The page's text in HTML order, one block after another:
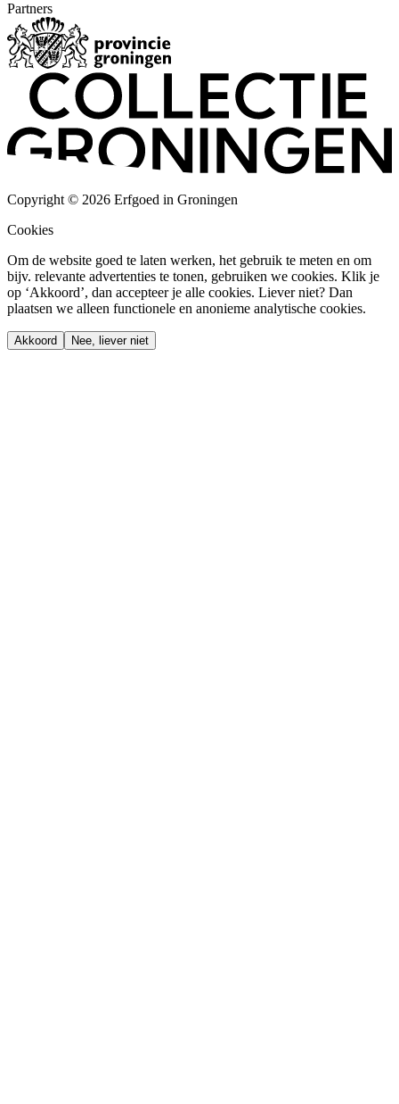
Partners
Copyright © 2026 Erfgoed in Groningen
Cookies
Om de website goed te laten werken, het gebruik te meten en om
bijv. relevante advertenties te tonen, gebruiken we cookies. Klik je
op ‘Akkoord’, dan accepteer je alle cookies. Liever niet? Dan
plaatsen we alleen functionele en anonieme analytische cookies.
Akkoord Nee, liever niet